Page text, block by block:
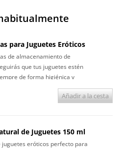
para Juguetes Eróticos
de almacenamiento de
que tus juguetes estén
de forma higiénica y
Añadir a la cesta
de Juguetes 150 ml
juguetes eróticos perfecto para